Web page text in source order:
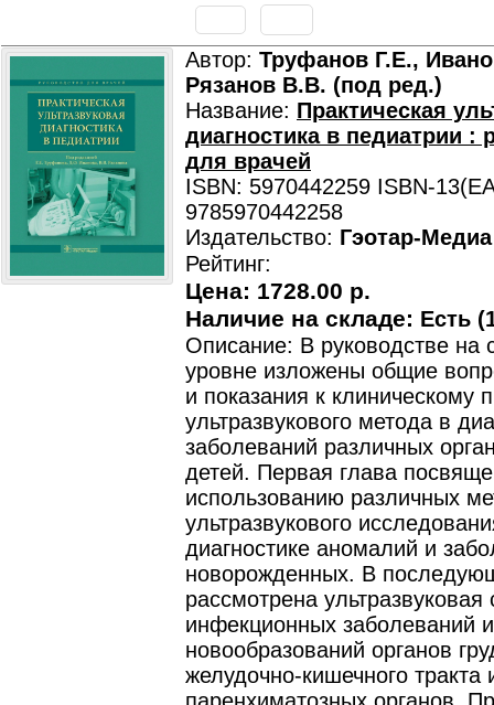
Автор: Труфанов Г.Е.,
Рязанов В.В. (под ред.)
Название: Практическая
диагностика в педиатрии :
для врачей
ISBN: 5970442259 ISBN-
9785970442258
Издательство: Гэотар-Медиа
Рейтинг:
Цена: 1728.00 р.
Наличие на складе: Есть
Описание: В руководстве на
уровне изложены общие
и показания к клиническому
ультразвукового метода в
заболеваний различных
детей. Первая глава
использованию различных
ультразвукового
диагностике аномалий и
новорожденных. В
рассмотрена ультразвуковая
инфекционных заболеваний и
новообразований органов
желудочно-кишечного тракта